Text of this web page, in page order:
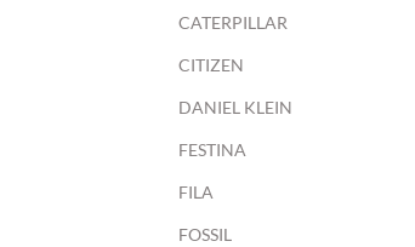
CATERPILLAR
CITIZEN
DANIEL KLEIN
FESTINA
FILA
FOSSIL